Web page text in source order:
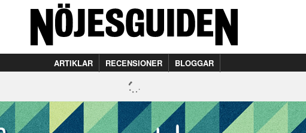
ARTIKLAR RECENSIONER BLOGGAR